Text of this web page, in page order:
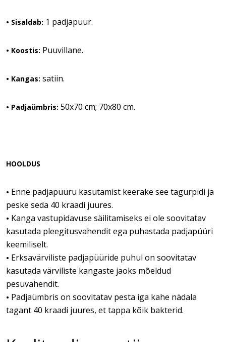
• Sisaldab: 1 padjapüür.
• Koostis: Puuvillane.
• Kangas: satiin.
• Padjaümbris: 50x70 cm; 70x80 cm.
HOOLDUS
• Enne padjapüüru kasutamist keerake see tagurpidi ja
peske seda 40 kraadi juures.
• Kanga vastupidavuse säilitamiseks ei ole soovitatav
kasutada pleegitusvahendit ega puhastada padjapüüri
keemiliselt.
• Erksavärviliste padjapüüride puhul on soovitatav
kasutada värviliste kangaste jaoks mõeldud
pesuvahendit.
• Padjaümbris on soovitatav pesta iga kahe nädala
tagant 40 kraadi juures, et tappa kõik bakterid.